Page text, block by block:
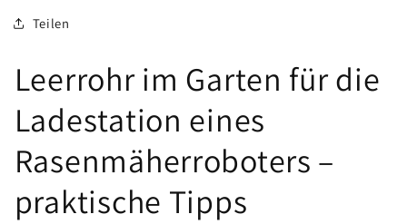
Teilen
Leerrohr im Garten für die
Ladestation eines
Rasenmäherroboters –
praktische Tipps